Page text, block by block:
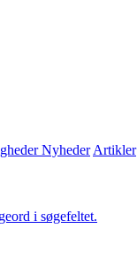
Nyheder Artikler
i søgefeltet.